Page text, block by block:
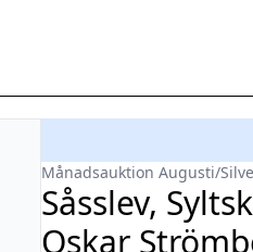
Månadsauktion Augusti/
Såsslev,
Oskar